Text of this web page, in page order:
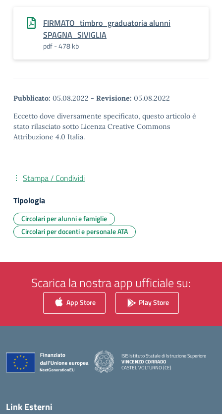
FIRMATO_timbro_graduatoria alunni
SPAGNA_SIVIGLIA
pdf - 478 kb
Pubblicato: 05.08.2022 - Revisione: 05.08.2022
Eccetto dove diversamente specificato, questo articolo è
stato rilasciato sotto Licenza Creative Commons
Attribuzione 4.0 Italia.
Stampa / Condividi
Tipologia
Circolari per alunni e famiglie
Circolari per docenti e personale ATA
Scarica la nostra app ufficiale su:
App Store Play Store
ISIS Istituto Statale di Istruzione Superiore
VINCENZO CORRADO
CASTEL VOLTURNO (CE)
Link Esterni